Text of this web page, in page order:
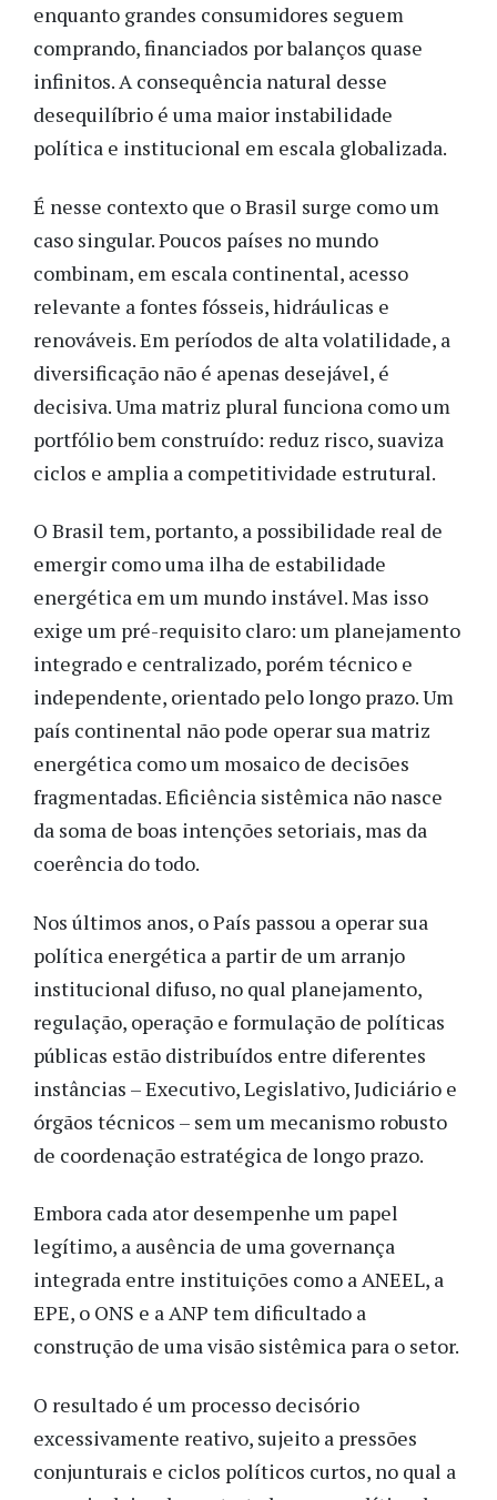
enquanto grandes consumidores seguem
comprando, financiados por balanços quase
infinitos. A consequência natural desse
desequilíbrio é uma maior instabilidade
política e institucional em escala globalizada.
É nesse contexto que o Brasil surge como um
caso singular. Poucos países no mundo
combinam, em escala continental, acesso
relevante a fontes fósseis, hidráulicas e
renováveis. Em períodos de alta volatilidade, a
diversificação não é apenas desejável, é
decisiva. Uma matriz plural funciona como um
portfólio bem construído: reduz risco, suaviza
ciclos e amplia a competitividade estrutural.
O Brasil tem, portanto, a possibilidade real de
emergir como uma ilha de estabilidade
energética em um mundo instável. Mas isso
exige um pré-requisito claro: um planejamento
integrado e centralizado, porém técnico e
independente, orientado pelo longo prazo. Um
país continental não pode operar sua matriz
energética como um mosaico de decisões
fragmentadas. Eficiência sistêmica não nasce
da soma de boas intenções setoriais, mas da
coerência do todo.
Nos últimos anos, o País passou a operar sua
política energética a partir de um arranjo
institucional difuso, no qual planejamento,
regulação, operação e formulação de políticas
públicas estão distribuídos entre diferentes
instâncias – Executivo, Legislativo, Judiciário e
órgãos técnicos – sem um mecanismo robusto
de coordenação estratégica de longo prazo.
Embora cada ator desempenhe um papel
legítimo, a ausência de uma governança
integrada entre instituições como a ANEEL, a
EPE, o ONS e a ANP tem dificultado a
construção de uma visão sistêmica para o setor.
O resultado é um processo decisório
excessivamente reativo, sujeito a pressões
conjunturais e ciclos políticos curtos, no qual a